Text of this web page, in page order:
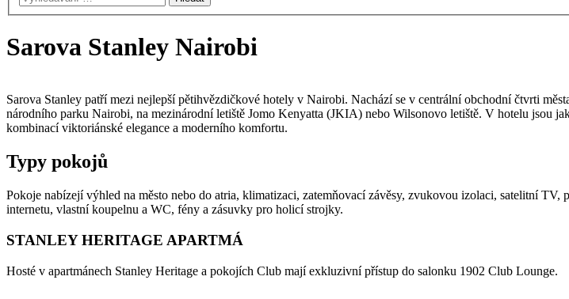
menu
Sarova Stanley Nairobi
Sarova Stanley patří mezi nejlepší pětihvězdičkové hotely v Nairobi. Nachází se v centrální obchodní čtvrti
národního parku Nairobi, na mezinárodní letiště Jomo Kenyatta (JKIA) nebo Wilsonovo letiště. V hotelu jsou
kombinací viktoriánské elegance a moderního komfortu.
Typy pokojů
Pokoje nabízejí výhled na město nebo do atria, klimatizaci, zatemňovací závěsy, zvukovou izolaci, satelitní
internetu, vlastní koupelnu a WC, fény a zásuvky pro holicí strojky.
STANLEY HERITAGE APARTMÁ
Hosté v apartmánech Stanley Heritage a pokojích Club mají exkluzivní přístup do salonku 1902 Club Lounge.